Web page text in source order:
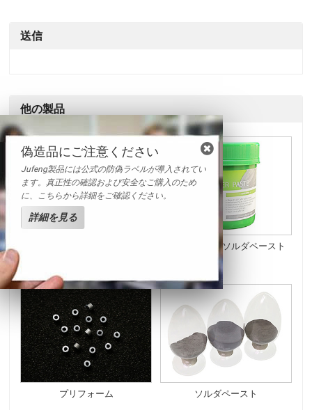
送信
他の製品
Sn42Bi58低温ソルダペースト
プリフォーム ソルダペースト
偽造品にご注意ください
Jufeng製品には公式の防偽ラベルが導入されてい
ます。真正性の確認および安全なご購入のため
に、こちらから詳細をご確認ください。
詳細を見る